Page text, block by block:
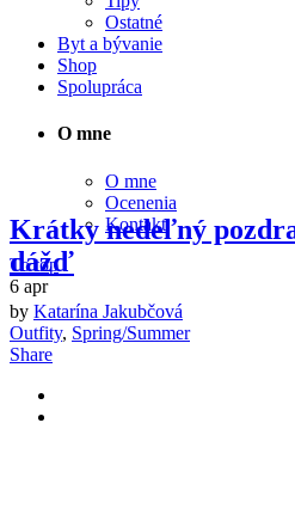
Ostatné
Byt a bývanie
Shop
Spolupráca
O mne
O mne
Ocenenia
Kontakt
To top
6 apr
Krátky nedeľný
dážď
by Katarína Jakubčová
Outfity, Spring/Summer
Share